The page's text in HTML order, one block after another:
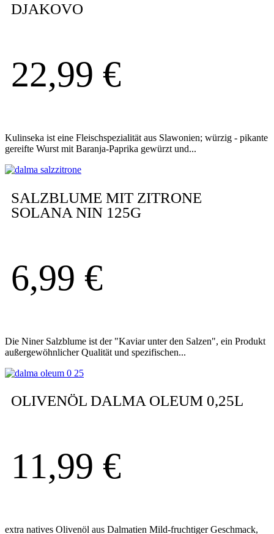
DJAKOVO
22,99 €
Kulinseka ist eine Fleischspezialität aus Slawonien; würzig - pikante
gereifte Wurst mit Baranja-Paprika gewürzt und...
SALZBLUME MIT ZITRONE
SOLANA NIN 125G
6,99 €
Die Niner Salzblume ist der "Kaviar unter den Salzen", ein Produkt
außergewöhnlicher Qualität und spezifischen...
OLIVENÖL DALMA OLEUM 0,25L
11,99 €
extra natives Olivenöl aus Dalmatien Mild-fruchtiger Geschmack,